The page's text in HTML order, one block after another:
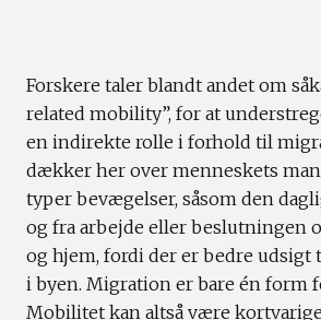
Forskere taler blandt andet om
related mobility”, for at
en indirekte rolle i forhold til
dækker her over menneskets
typer bevægelser, såsom den
og fra arbejde eller beslutningen
og hjem, fordi der er bedre
i byen. Migration er bare én form
Mobilitet kan altså være